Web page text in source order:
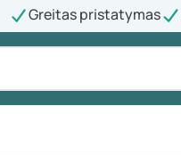
Greitas pristatymas